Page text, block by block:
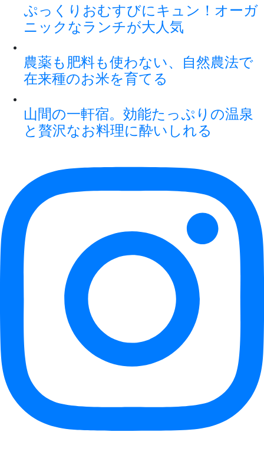
ぷっくりおむすびにキュン！オーガ
ニックなランチが大人気
農薬も肥料も使わない、自然農法で
在来種のお米を育てる
山間の一軒宿。効能たっぷりの温泉
と贅沢なお料理に酔いしれる